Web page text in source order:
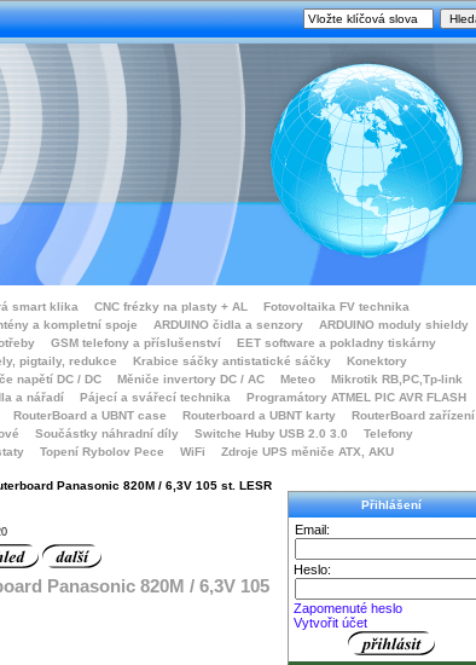
smart klika CNC frézky na plasty + AL
Fotovoltaika FV technika
a kompletní spoje ARDUINO čidla a senzory
ARDUINO moduly shieldy
GSM telefony a příslušenství
EET software a pokladny tiskárny
pigtaily, redukce Krabice sáčky antistatické sáčky
Konektory
napětí DC / DC Měniče invertory DC / AC Meteo
Mikrotik RB,PC,Tp-link
a nářadí Pájecí a svářecí technika
Programátory ATMEL PIC AVR FLASH
RouterBoard a UBNT case Routerboard a UBNT karty
RouterBoard zařízení
Součástky náhradní díly Switche Huby USB 2.0 3.0
Telefony
Topení Rybolov Pece WiFi Zdroje UPS měniče ATX, AKU
Panasonic 820M / 6,3V 105 st. LESR
Panasonic 820M / 6,3V 105
Přihlášení
Email:
Heslo:
Zapomenuté heslo
Vytvořit účet